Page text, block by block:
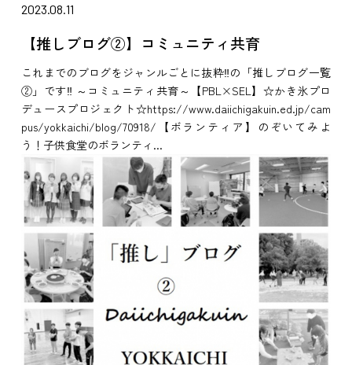
2023.08.11
【推しブログ②】コミュニティ共育
これまでのブログをジャンルごとに抜粋‼の「推しブログ一覧
②」です‼ ～コミュニティ共育～【PBL×SEL】☆かき氷プロ
デュースプロジェクト☆https://www.daiichigakuin.ed.jp/cam
pus/yokkaichi/blog/70918/【ボランティア】のぞいてみよ
う！子供食堂のボランティ...